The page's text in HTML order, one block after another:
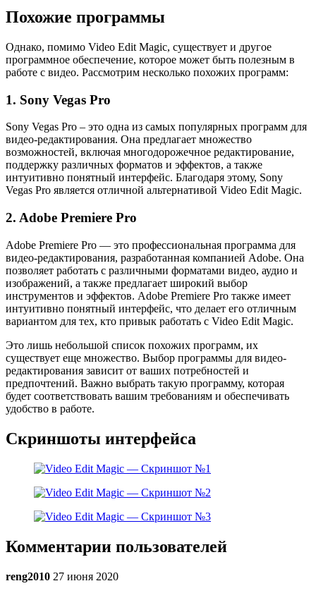
Похожие программы
Однако, помимо Video Edit Magic, существует и другое
программное обеспечение, которое может быть полезным в
работе с видео. Рассмотрим несколько похожих программ:
1. Sony Vegas Pro
Sony Vegas Pro – это одна из самых популярных программ для
видео-редактирования. Она предлагает множество
возможностей, включая многодорожечное редактирование,
поддержку различных форматов и эффектов, а также
интуитивно понятный интерфейс. Благодаря этому, Sony
Vegas Pro является отличной альтернативой Video Edit Magic.
2. Adobe Premiere Pro
Adobe Premiere Pro — это профессиональная программа для
видео-редактирования, разработанная компанией Adobe. Она
позволяет работать с различными форматами видео, аудио и
изображений, а также предлагает широкий выбор
инструментов и эффектов. Adobe Premiere Pro также имеет
интуитивно понятный интерфейс, что делает его отличным
вариантом для тех, кто привык работать с Video Edit Magic.
Это лишь небольшой список похожих программ, их
существует еще множество. Выбор программы для видео-
редактирования зависит от ваших потребностей и
предпочтений. Важно выбрать такую программу, которая
будет соответствовать вашим требованиям и обеспечивать
удобство в работе.
Скриншоты интерфейса
Комментарии пользователей
reng2010 27 июня 2020